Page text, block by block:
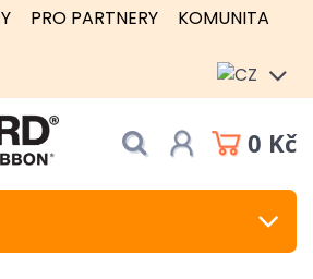
PRO PARTNERY
KOMUNITA
0 Kč